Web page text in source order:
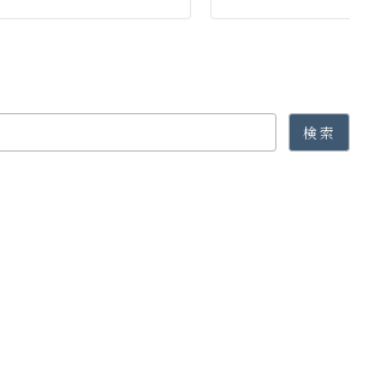
検索